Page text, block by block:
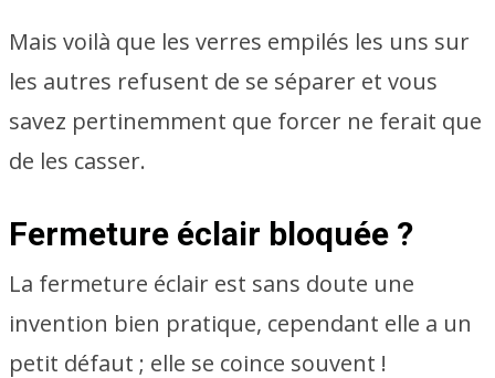
Mais voilà que les verres empilés les uns sur
les autres refusent de se séparer et vous
savez pertinemment que forcer ne ferait que
de les casser.
Fermeture éclair bloquée ?
La fermeture éclair est sans doute une
invention bien pratique, cependant elle a un
petit défaut ; elle se coince souvent !